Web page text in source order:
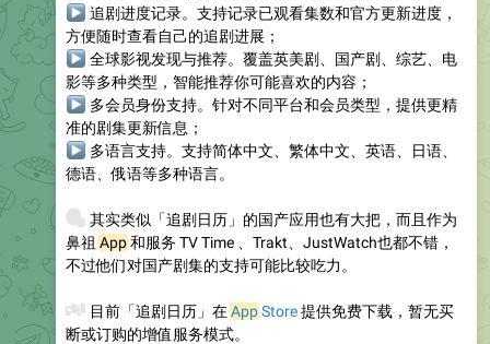
追剧进度记录。支持记录已观看集数和官方更新进度，
方便随时查看自己的追剧进展；
全球影视发现与推荐。覆盖英美剧、国产剧、综艺、电
影等多种类型，智能推荐你可能喜欢的内容；
多会员身份支持。针对不同平台和会员类型，提供更精
准的剧集更新信息；
多语言支持。支持简体中文、繁体中文、英语、日语、
德语、俄语等多种语言。
其实类似「追剧日历」的国产应用也有大把，而且作为
鼻祖 App和服务 TV Time 、Trakt、JustWatch也都不错，
不过他们对国产剧集的支持可能比较吃力。
目前「追剧日历」在AppStore提供免费下载，暂无买
断或订购的增值服务模式。